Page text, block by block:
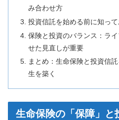
み合わせ方
投資信託を始める前に知っ
保険と投資のバランス：ラ
せた見直しが重要
まとめ：生命保険と投資信
生を築く
生命保険の「保障」と